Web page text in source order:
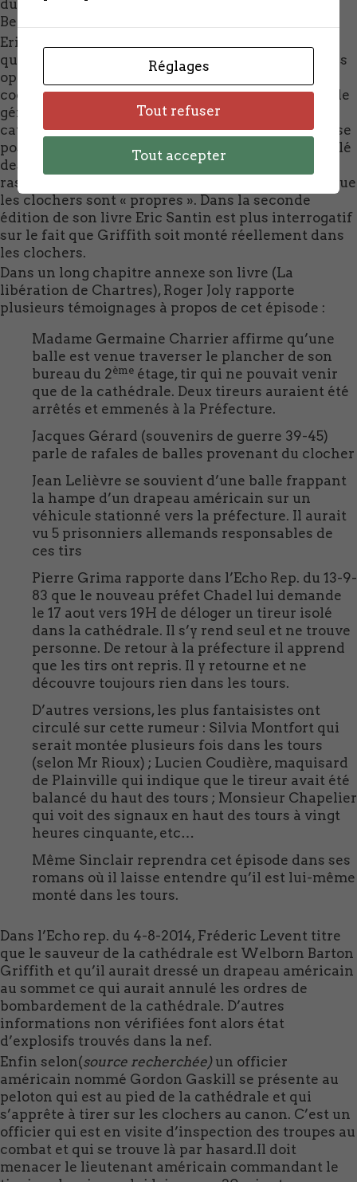
du 20 aout 2014 , texte des lycéens de Jehan de
Beauce).
Eric Santin relate (Derniers Combats 1
que le
Colonel Welborn Barton Griffith
, chef des
opérations militaires (corps G-3), désigné pour
coordonner les troupes US au nord de la ville par le
général Sylvester, arrive en jeep place de la
cathédrale au moment où les soldats américains se
positionnent face à l’édifice. Après avoir interpellé
des subalternes il grimpe dans les clochers pour
rassurer ses hommes et en redescend en disant que
les clochers sont « propres ». Dans la seconde
édition de son livre Eric Santin est plus interrogatif
sur le fait que Griffith soit monté réellement dans
les clochers.
Dans un long chapitre annexe son livre (La
libération de Chartres), Roger Joly rapporte
plusieurs témoignages à propos de cet épisode :
Madame Germaine Charrier affirme qu’une
balle est venue traverser le plancher de son
bureau du 2ème étage, tir qui ne pouvait venir
que de la cathédrale. Deux tireurs auraient été
arrêtés et emmenés à la Préfecture.
Jacques Gérard (souvenirs de guerre 39-45)
parle de rafales de balles provenant du clocher
Jean Lelièvre se souvient d’une balle frappant
la hampe d’un drapeau américain sur un
véhicule stationné vers la préfecture. Il aurait
vu 5 prisonniers allemands responsables de
ces tirs
Pierre Grima rapporte dans l’Echo Rep. du 13-9-
83 que le nouveau préfet Chadel lui demande
le 17 aout vers 19H de déloger un tireur isolé
dans la cathédrale. Il s’y rend seul et ne trouve
personne. De retour à la préfecture il apprend
que les tirs ont repris. Il y retourne et ne
découvre toujours rien dans les tours.
D’autres versions, les plus fantaisistes ont
circulé sur cette rumeur : Silvia Montfort qui
serait montée plusieurs fois dans les tours
(selon Mr Rioux) ; Lucien Coudière, maquisard
de Plainville qui indique que le tireur avait été
balancé du haut des tours ; Monsieur Chapelier
qui voit des signaux en haut des tours à vingt
heures cinquante, etc…
Même Sinclair reprendra cet épisode dans ses
romans où il laisse entendre qu’il est lui-même
monté dans les tours.
Dans l’Echo rep. du 4-8-2014, Fréderic Levent titre
que le sauveur de la cathédrale est Welborn Barton
Griffith et qu’il aurait dressé un drapeau américain
au sommet ce qui aurait annulé les ordres de
bombardement de la cathédrale. D’autres
informations non vérifiées font alors état
d’explosifs trouvés dans la nef.
Enfin selon(source recherchée) un officier
américain nommé Gordon Gaskill se présente au
peloton qui est au pied de la cathédrale et qui
s’apprête à tirer sur les clochers au canon. C’est un
officier qui est en visite d’inspection des troupes au
combat et qui se trouve là par hasard.Il doit
menacer le lieutenant américain commandant le
Réglages
Tout refuser
Tout accepter